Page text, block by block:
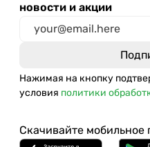
новости и акции
Нажимая на кнопку
условия политики
Скачивайте